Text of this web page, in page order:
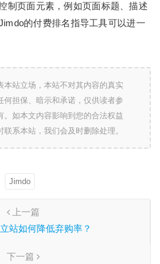
制页面元素，例如页面标题、描述
的付费排名指导工具可以进一
本站立场，本站不对其内容的真实
何担保、暗示和承诺，仅供读者参
。如本文内容影响到您的合法权益
联系本站，我们会及时删除处理。
Jimdo
上一篇
站如何降低弃购率？
下一篇